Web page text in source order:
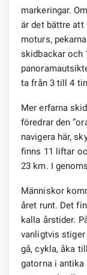
markeringar.
är det bättre att
moturs,
skidbackar och
ta från 3 till 4
Mer erfarna
föredrar den
navigera här,
finns 11 liftar
23 km. I
Människor
året runt. Det
kalla årstider.
vanligtvis stiger
gå, cykla, åka
gatorna i antika